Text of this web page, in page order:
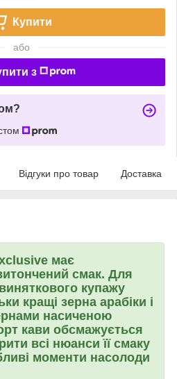
Купити
або
з
Відгуки про товар Доставка
має
смак. Для
купажу
кращі зерна арабіки і
насиченою
кави обсмажується
всі нюанси її смаку
моменти насолоди